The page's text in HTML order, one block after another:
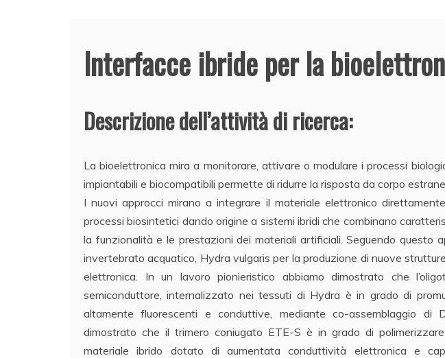
Interfacce ibride per la
Descrizione dell’attività di ricerca:
La bioelettronica mira a monitorare, attivare o modulare i processi
impiantabili e biocompatibili permette di ridurre la risposta da corpo
I nuovi approcci mirano a integrare il materiale elettronico
processi biosintetici dando origine a sistemi ibridi che combinano
la funzionalità e le prestazioni dei materiali artificiali. Seguendo questo
invertebrato acquatico, Hydra vulgaris per la produzione di nuove
elettronica. In un lavoro pionieristico abbiamo dimostrato che
semiconduttore, internalizzato nei tessuti di Hydra è in grado di
altamente fluorescenti e conduttive, mediante co-assemblaggio di
dimostrato che il trimero coniugato ETE-S è in grado di
materiale ibrido dotato di aumentata conduttività elettronica e